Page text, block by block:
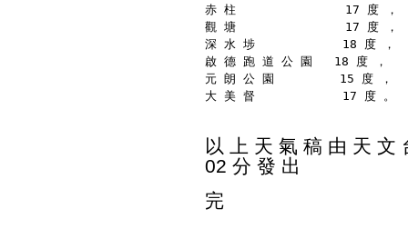
赤 柱               17 度 ，
觀 塘               17 度 ，
深 水 埗            18 度 ，
啟 德 跑 道 公 園   18 度 ，
元 朗 公 園         15 度 ，
大 美 督            17 度 。
以 上 天 氣 稿 由 天 文
02 分 發 出
完